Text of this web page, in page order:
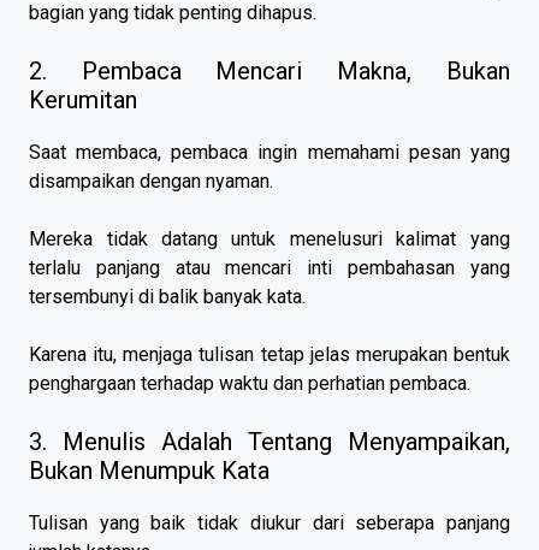
bagian yang tidak penting dihapus.
2. Pembaca Mencari Makna, Bukan
Kerumitan
Saat membaca, pembaca ingin memahami pesan yang
disampaikan dengan nyaman.
Mereka tidak datang untuk menelusuri kalimat yang
terlalu panjang atau mencari inti pembahasan yang
tersembunyi di balik banyak kata.
Karena itu, menjaga tulisan tetap jelas merupakan bentuk
penghargaan terhadap waktu dan perhatian pembaca.
3. Menulis Adalah Tentang Menyampaikan,
Bukan Menumpuk Kata
Tulisan yang baik tidak diukur dari seberapa panjang